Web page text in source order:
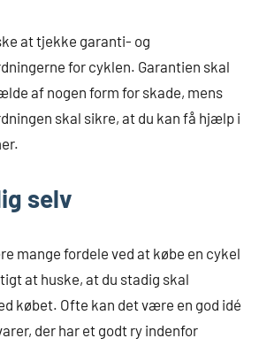
at tjekke garanti- og
for cyklen. Garantien skal
af nogen form for skade, mens
skal sikre, at du kan få hjælp i
selv
mange fordele ved at købe en cykel
at huske, at du stadig skal
købet. Ofte kan det være en god idé
der har et godt ry indenfor